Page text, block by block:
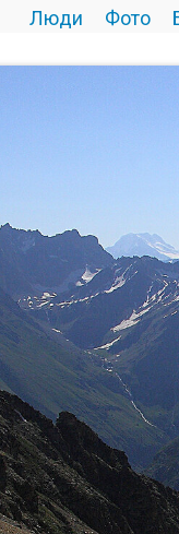
Люди Фото